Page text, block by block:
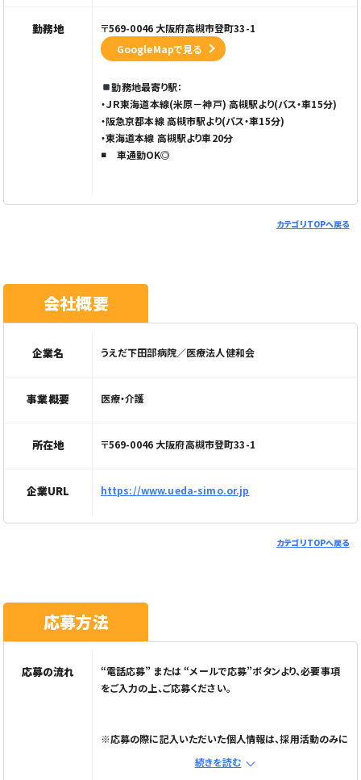
勤務地
〒569-0046 大阪府高槻市登町33-1
GoogleMapで見る
勤務地最寄り駅：
・ＪＲ東海道本線(米原－神戸) 高槻駅より(バス・車15分)
・阪急京都本線 高槻市駅より(バス・車15分)
・東海道本線 高槻駅より車20分
車通勤OK◎
カテゴリTOPへ戻る
会社概要
企業名 うえだ下田部病院／医療法人健和会
事業概要 医療・介護
所在地 〒569-0046 大阪府高槻市登町33-1
企業URL https://www.ueda-simo.or.jp
カテゴリTOPへ戻る
応募方法
応募の流れ
“電話応募” または “メールで応募”ボタンより、必要事項
をご入力の上、ご応募ください。
※応募の際に記入いただいた個人情報は、採用活動のみに
使用し第三者への開示・提供はいたしません
※メール応募の場合は、メールで応募ボタンから応募フォ
続きを読む